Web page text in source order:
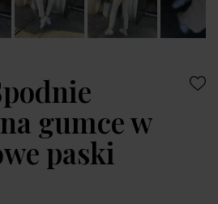
gumce w
paski